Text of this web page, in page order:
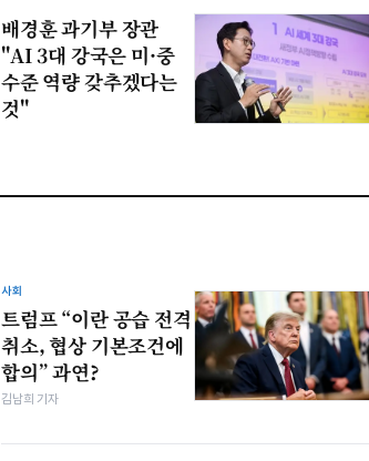
배경훈 과기부 장관
"AI 3대 강국은 미·중
수준 역량 갖추겠다는
것"
사회
트럼프 “이란 공습 전격
취소, 협상 기본조건에
합의” 과연?
김남희 기자